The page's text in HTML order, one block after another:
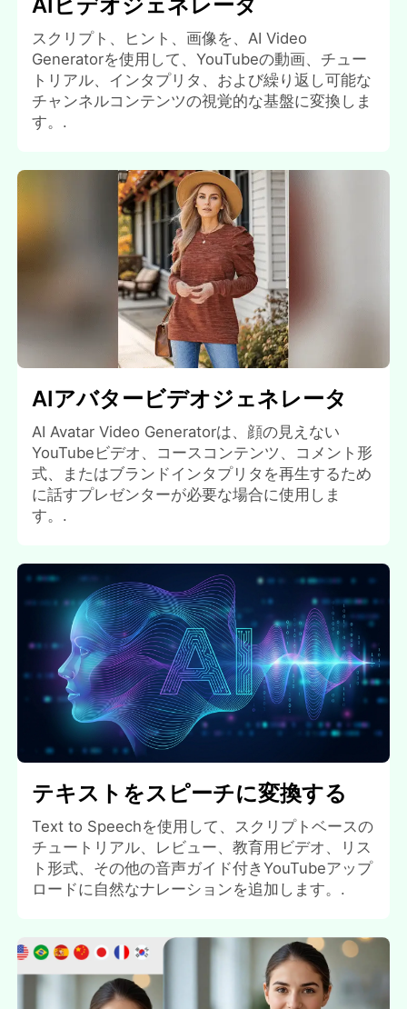
スクリプト、ヒント、画像を、AI Video
Generatorを使用して、YouTubeの動画、チュー
トリアル、インタプリタ、および繰り返し可能な
チャンネルコンテンツの視覚的な基盤に変換しま
す。.
AIアバタービデオジェネレータ
AI Avatar Video Generatorは、顔の見えない
YouTubeビデオ、コースコンテンツ、コメント形
式、またはブランドインタプリタを再生するため
に話すプレゼンターが必要な場合に使用しま
す。.
テキストをスピーチに変換する
Text to Speechを使用して、スクリプトベースの
チュートリアル、レビュー、教育用ビデオ、リス
ト形式、その他の音声ガイド付きYouTubeアップ
ロードに自然なナレーションを追加します。.